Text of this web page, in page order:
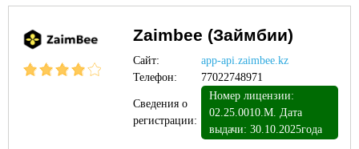
Zaimbee (Займбии)
Сайт:
app-api.zaimbee.kz
Телефон:
77022748971
Сведения о
регистрации:
Номер лицензии:
02.25.0010.М. Дата
выдачи: 30.10.2025года